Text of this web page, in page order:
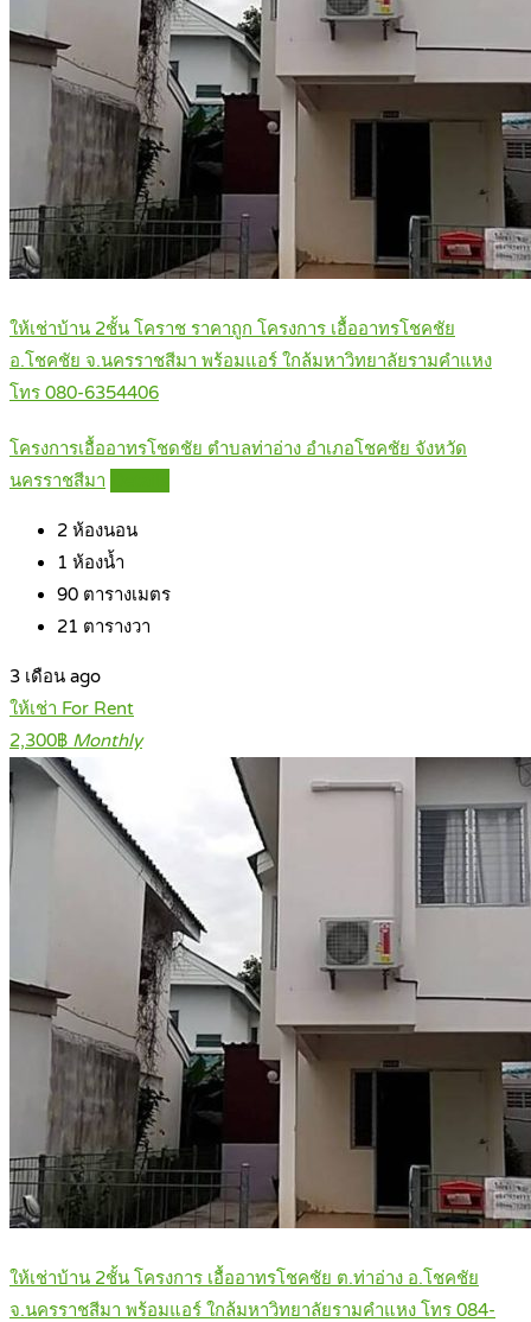
ให้เช่าบ้าน 2ชั้น โคราช ราคาถูก โครงการ เอื้ออาทรโชคชัย
อ.โชคชัย จ.นครราชสีมา พร้อมแอร์ ใกล้มหาวิทยาลัยรามคำแหง
โทร 080-6354406
โครงการเอื้ออาทรโชดชัย ตำบลท่าอ่าง อำเภอโชคชัย จังหวัด
นครราชสีมา
2 ห้องนอน
1 ห้องน้ำ
90 ตารางเมตร
21 ตารางวา
3 เดือน ago
ให้เช่า For Rent
2,300฿ Monthly
ให้เช่าบ้าน 2ชั้น โครงการ เอื้ออาทรโชคชัย ต.ท่าอ่าง อ.โชคชัย
จ.นครราชสีมา พร้อมแอร์ ใกล้มหาวิทยาลัยรามคำแหง โทร 084-